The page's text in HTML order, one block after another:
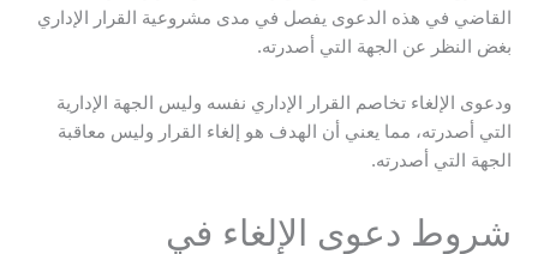
القاضي في هذه الدعوى يفصل في مدى مشروعية القرار الإداري
بغض النظر عن الجهة التي أصدرته.
ودعوى الإلغاء تخاصم القرار الإداري نفسه وليس الجهة الإدارية
التي أصدرته، مما يعني أن الهدف هو إلغاء القرار وليس معاقبة
الجهة التي أصدرته.
شروط دعوى الإلغاء في